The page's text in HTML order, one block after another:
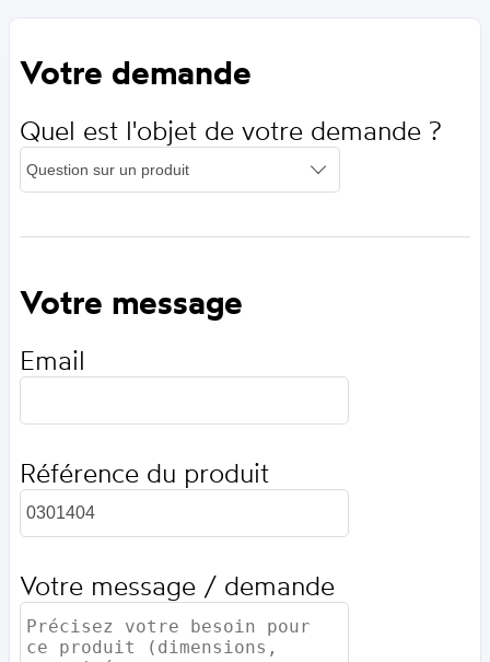
Votre demande
Quel est l'objet de votre demande ?
Votre message
Email
Référence du produit
Votre message / demande